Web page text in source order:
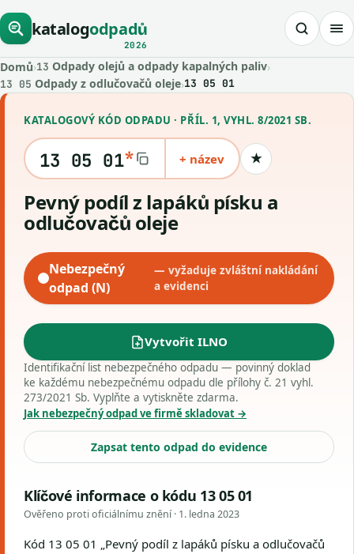
katalogodpadů
2026
Domů›13 Odpady olejů a odpady kapalných paliv›
13 05 Odpady z odlučovačů oleje›13 05 01
KATALOGOVÝ KÓD ODPADU · PŘÍL. 1, VYHL. 8/2021 SB.
13 05 01* + název ★Uložit kód
Pevný podíl z lapáků písku a
odlučovačů oleje
Nebezpečný
odpad (N)
— vyžaduje zvláštní nakládání
a evidenci
Vytvořit ILNO
Identifikační list nebezpečného odpadu — povinný doklad
ke každému nebezpečnému odpadu dle přílohy č. 21 vyhl.
273/2021 Sb. Vyplňte a vytiskněte zdarma.
Jak nebezpečný odpad ve firmě skladovat →
Zapsat tento odpad do evidence
Klíčové informace o kódu 13 05 01
Ověřeno proti oficiálnímu znění · 1. ledna 2023
Kód 13 05 01 „Pevný podíl z lapáků písku a odlučovačů